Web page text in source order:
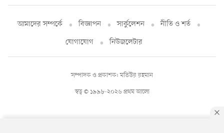
আমাদের সম্পর্কে বিজ্ঞাপন সার্কুলেশন
নীতি ও শর্ত
যোগাযোগ
নিউজলেটার
স্বত্ব © ১৯৯৮-২০২৬ প্রথম আলো
সম্পাদক ও প্রকাশক: মতিউর রহমান